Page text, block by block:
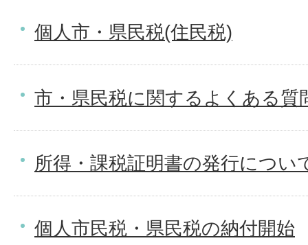
個人市・県民税(住民税)
市・県民税に関するよくある質
所得・課税証明書の発行につい
個人市民税・県民税の納付開始